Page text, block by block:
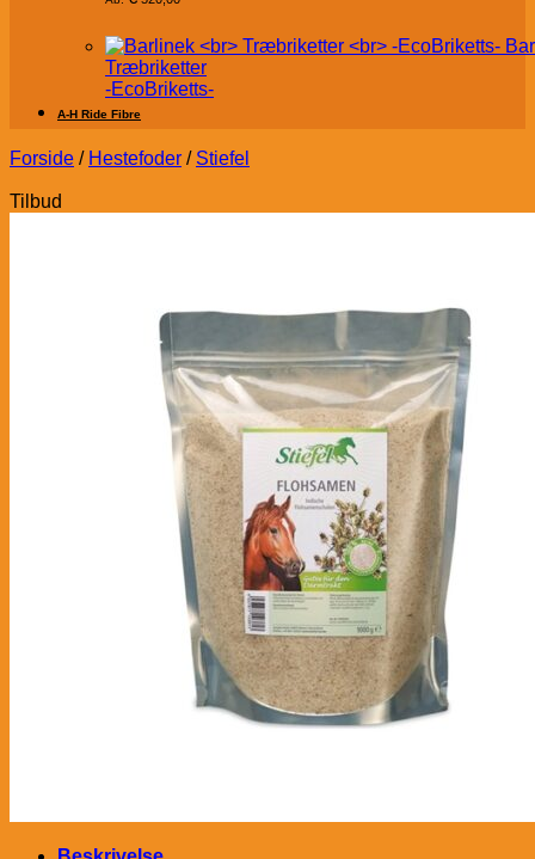
Træbriketter
-EcoBriketts-
A-H Ride Fibre
Forside / Hestefoder / Stiefel
Tilbud